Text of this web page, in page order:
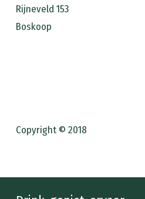
Rijneveld 153
Boskoop
Copyright © 2018